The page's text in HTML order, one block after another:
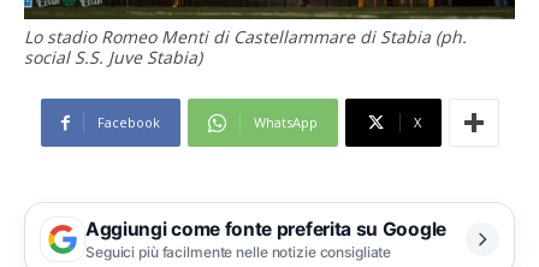
Lo stadio Romeo Menti di Castellammare di Stabia (ph.
social S.S. Juve Stabia)
Facebook WhatsApp X
Aggiungi come fonte preferita su Google
Seguici più facilmente nelle notizie consigliate